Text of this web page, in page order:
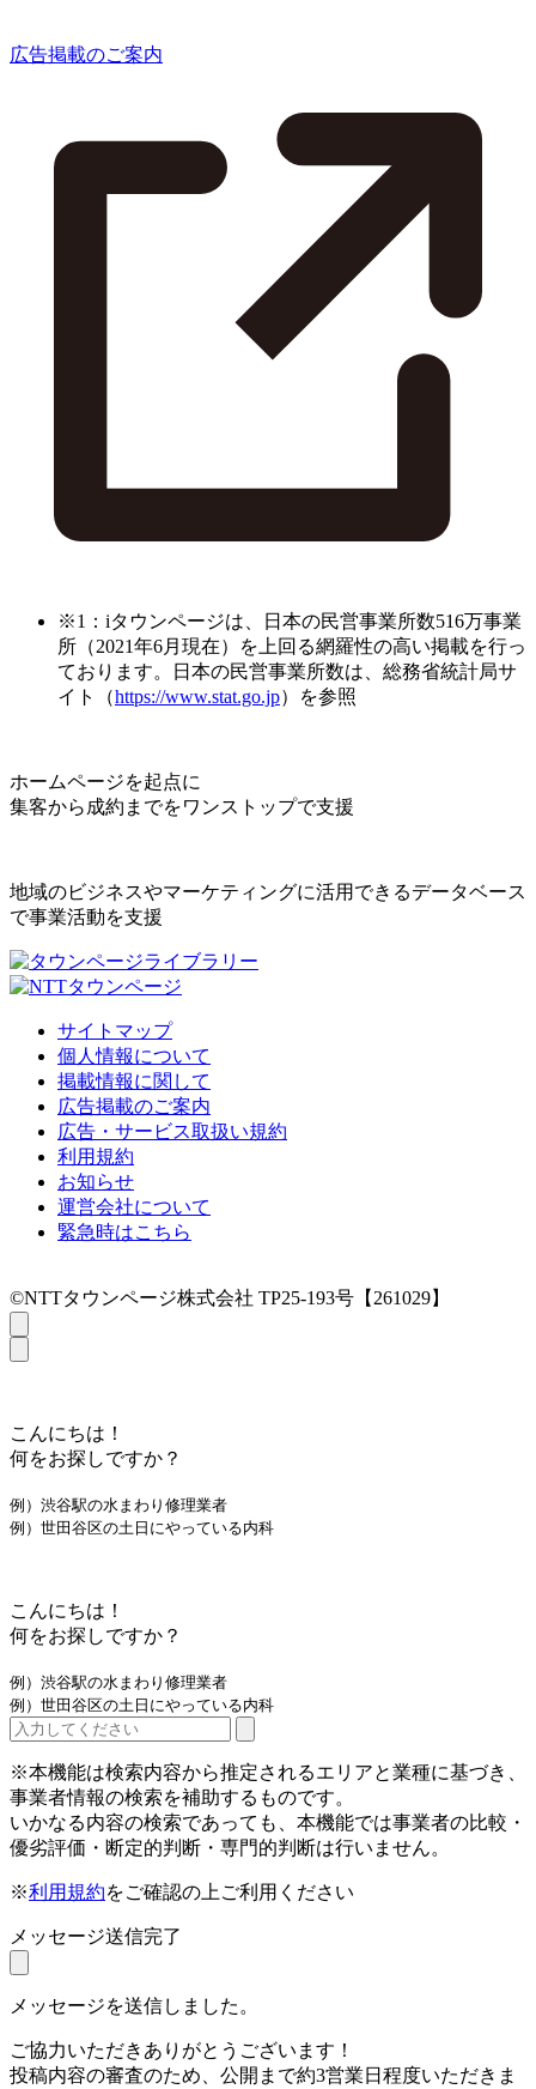
広告掲載のご案内
※1：iタウンページは、日本の民営事業所数516万事業
所（2021年6月現在）を上回る網羅性の高い掲載を行っ
ております。日本の民営事業所数は、総務省統計局サ
イト（https://www.stat.go.jp）を参照
ホームページを起点に
集客から成約までをワンストップで支援
地域のビジネスやマーケティングに活用できるデータベース
で事業活動を支援
サイトマップ
個人情報について
掲載情報に関して
広告掲載のご案内
広告・サービス取扱い規約
利用規約
お知らせ
運営会社について
緊急時はこちら
©NTTタウンページ株式会社 TP25-193号【261029】
こんにちは！
何をお探しですか？
例）渋谷駅の水まわり修理業者
例）世田谷区の土日にやっている内科
こんにちは！
何をお探しですか？
例）渋谷駅の水まわり修理業者
例）世田谷区の土日にやっている内科
※本機能は検索内容から推定されるエリアと業種に基づき、
事業者情報の検索を補助するものです。
いかなる内容の検索であっても、本機能では事業者の比較・
優劣評価・断定的判断・専門的判断は行いません。
※利用規約をご確認の上ご利用ください
メッセージ送信完了
メッセージを送信しました。
ご協力いただきありがとうございます！
投稿内容の審査のため、公開まで約3営業日程度いただきま